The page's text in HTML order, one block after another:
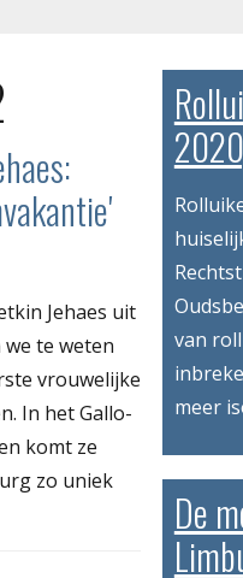
Jehaes uit
te weten
vrouwelijke
In het Gallo-
komt ze
zo uniek
van
meer
De